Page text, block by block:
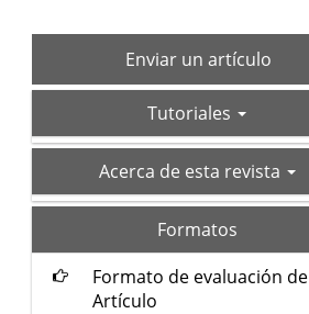
Enviar
un
Enviar un artículo
Tutoriales
acerca-Acerca de esta revista
Formatos
Formato de evaluación de
Artículo